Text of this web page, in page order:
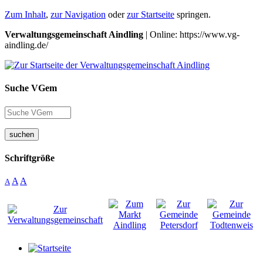
Zum Inhalt, zur Navigation oderzur Startseite springen.
Verwaltungsgemeinschaft Aindling | Online: https://www.vg-
aindling.de/
Suche VGem
suchen
Schriftgröße
A A A